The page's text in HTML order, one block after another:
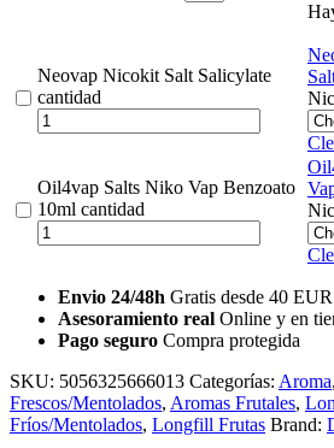
Neovap Nicokit Salt Salicylate
cantidad
Oil4vap Salts Niko Vap Benzoato
10ml cantidad
Envio 24/48h Gratis desde 40 EUR
Asesoramiento real Online y en
Pago seguro Compra protegida
SKU: 5056325666013 Categorías: Aroma,
Frescos/Mentolados, Aromas Frutales,
Fríos/Mentolados, Longfill Frutas Brand: